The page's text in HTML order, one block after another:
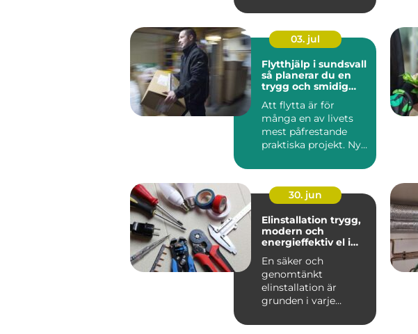
blandare, en...
03. jul
Flytthjälp i sundsvall
så planerar du en
trygg och smidig
Att flytta är för
många en av livets
mest påfrestande
praktiska projekt. Nya
oc...
30. jun
Elinstallation trygg,
modern och
energieffektiv el i
En säker och
genomtänkt
elinstallation är
grunden i varje
lokal. Allt från bely...